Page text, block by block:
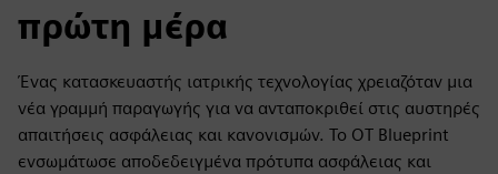
πρώτη μέρα
Ένας κατασκευαστής ιατρικής τεχνολογίας χρειαζόταν μια
νέα γραμμή παραγωγής για να ανταποκριθεί στις αυστηρές
απαιτήσεις ασφάλειας και κανονισμών. Το OT Blueprint
ενσωμάτωσε αποδεδειγμένα πρότυπα ασφάλειας και